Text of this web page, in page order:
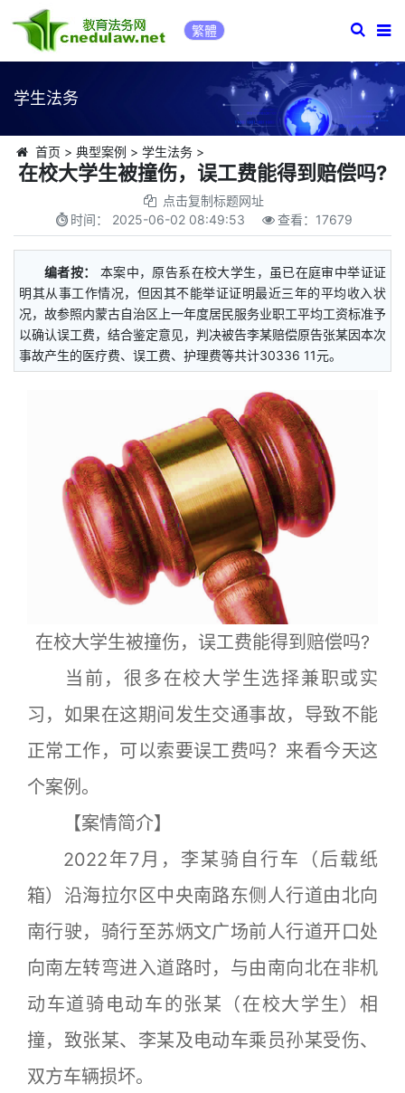
繁體
学生法务
首页 > 典型案例 > 学生法务>
在校大学生被撞伤，误工费能得到赔偿吗?
点击复制标题网址
时间： 2025-06-02 08:49:53 查看： 17679
编者按：
本案中，原告系在校大学生，虽已在庭审中举证证
明其从事工作情况，但因其不能举证证明最近三年的平均收入状
况，故参照内蒙古自治区上一年度居民服务业职工平均工资标准予
以确认误工费，结合鉴定意见，判决被告李某赔偿原告张某因本次
事故产生的医疗费、误工费、护理费等共计30336 11元。
在校大学生被撞伤，误工费能得到赔偿吗?
当前，很多在校大学生选择兼职或实
习，如果在这期间发生交通事故，导致不能
正常工作，可以索要误工费吗？来看今天这
个案例。
【案情简介】
2022年7月，李某骑自行车（后载纸
箱）沿海拉尔区中央南路东侧人行道由北向
南行驶，骑行至苏炳文广场前人行道开口处
向南左转弯进入道路时，与由南向北在非机
动车道骑电动车的张某（在校大学生）相
撞，致张某、李某及电动车乘员孙某受伤、
双方车辆损坏。